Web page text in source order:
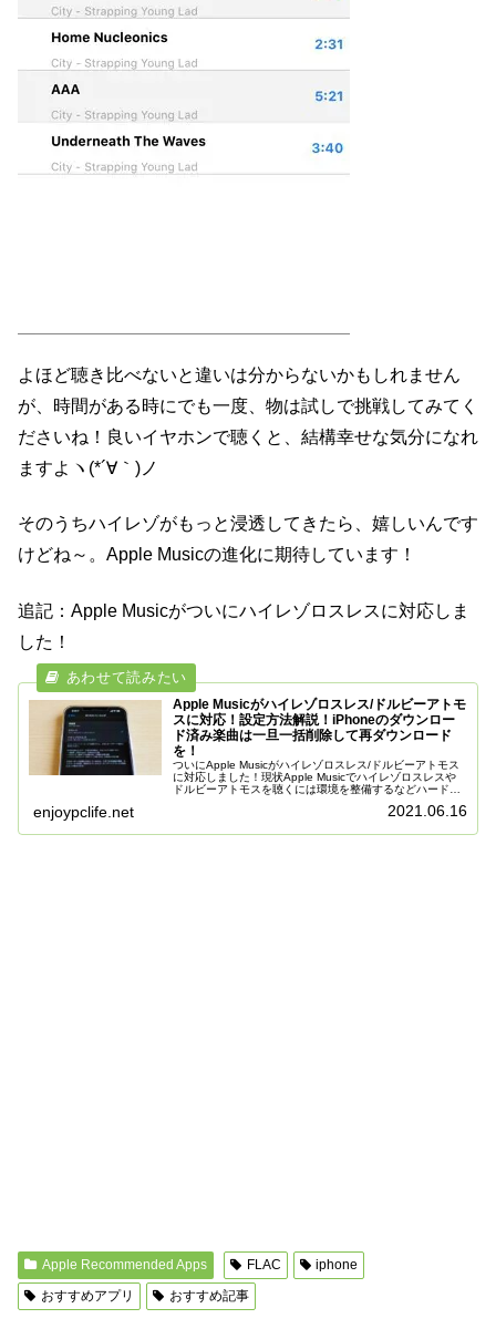
よほど聴き比べないと違いは分からないかもしれません
が、時間がある時にでも一度、物は試しで挑戦してみてく
ださいね！良いイヤホンで聴くと、結構幸せな気分になれ
ますよヽ(*´∀｀)ノ
そのうちハイレゾがもっと浸透してきたら、嬉しいんです
けどね～。Apple Musicの進化に期待しています！
追記：Apple Musicがついにハイレゾロスレスに対応しま
した！
Apple Musicがハイレゾロスレス/ドルビーアトモ
スに対応！設定方法解説！iPhoneのダウンロー
ド済み楽曲は一旦一括削除して再ダウンロード
を！
ついにApple Musicがハイレゾロスレス/ドルビーアトモス
に対応しました！現状Apple Musicでハイレゾロスレスや
ドルビーアトモスを聴くには環境を整備するなどハードル
enjoypclife.net 2021.06.16
Apple Recommended Apps FLAC
iphone
おすすめアプリ
おすすめ記事